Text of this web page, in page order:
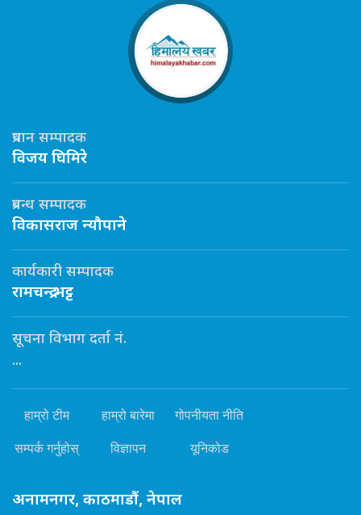
प्रधान सम्पादक
विजय घिमिरे
प्रबन्ध सम्पादक
विकासराज न्यौपाने
कार्यकारी सम्पादक
रामचन्द्र भट्ट
सूचना विभाग दर्ता नं.
...
हाम्रो टीम हाम्रो बारेमा गोपनीयता नीति
सम्पर्क गर्नुहोस् विज्ञापन यूनिकोड
अनामनगर, काठमाडौं, नेपाल